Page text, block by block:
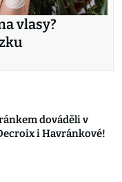
vlasy?
dováděli v
i Havránkové!